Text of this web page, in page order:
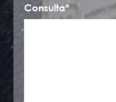
Consulta*